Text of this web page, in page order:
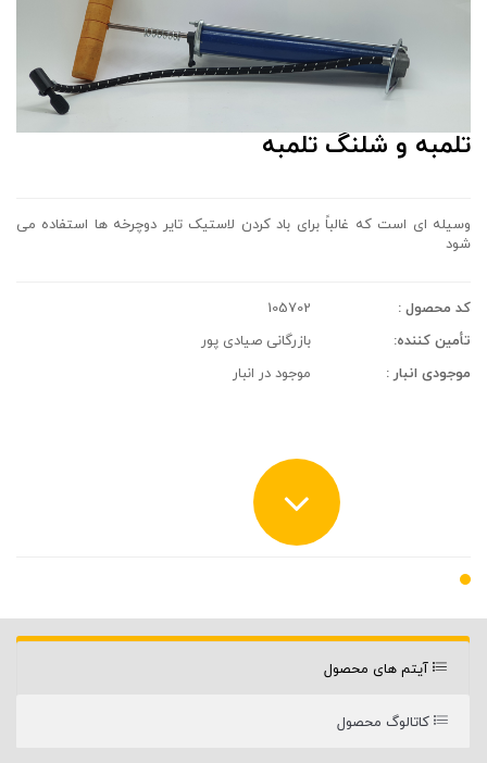
تلمبه و شلنگ تلمبه
وسیله ای است که غالباً برای باد کردن لاستیک تایر دوچرخه ها استفاده می
شود
کد محصول :
105702
تأمین کننده:
بازرگانی صیادی پور
موجودی انبار :
موجود در انبار
آیتم های محصول
کاتالوگ محصول